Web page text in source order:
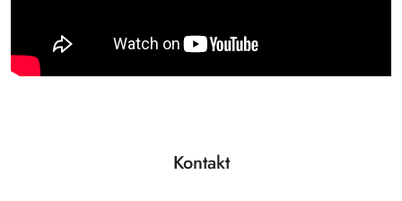
Kontakt